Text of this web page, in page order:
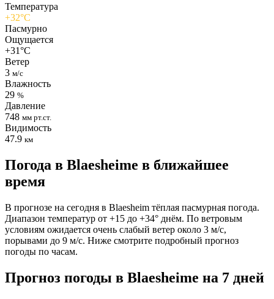
Температура
+32°C
Пасмурно
Ощущается
+31°C
Ветер
3 м/с
Влажность
29 %
Давление
748 мм рт.ст.
Видимость
47.9 км
Погода в Blaesheimе в ближайшее
время
В прогнозе на сегодня в Blaesheim тёплая пасмурная погода.
Диапазон температур от +15 до +34° днём. По ветровым
условиям ожидается очень слабый ветер около 3 м/с,
порывами до 9 м/с. Ниже смотрите подробный прогноз
погоды по часам.
Прогноз погоды в Blaesheimе на 7 дней